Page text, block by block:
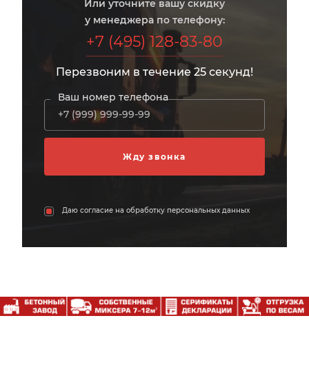
Или уточните вашу скидку
у менеджера по телефону:
+7 (495) 128-83-80
Перезвоним в течение 25 секунд!
Ваш номер телефона
Даю согласие на обработку персональных данных